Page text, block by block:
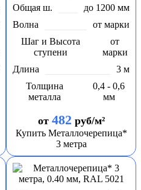
Общая ш.
до 1200 мм
Волна
от марки
Шаг и Высота
ступени
от
марки
Длина
3 м
Толщина
металла
0,4 - 0,6
мм
от 482 руб/м²
Купить Металлочерепица*
3 метра